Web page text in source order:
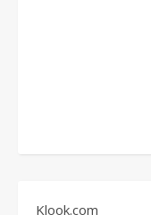
Klook.com